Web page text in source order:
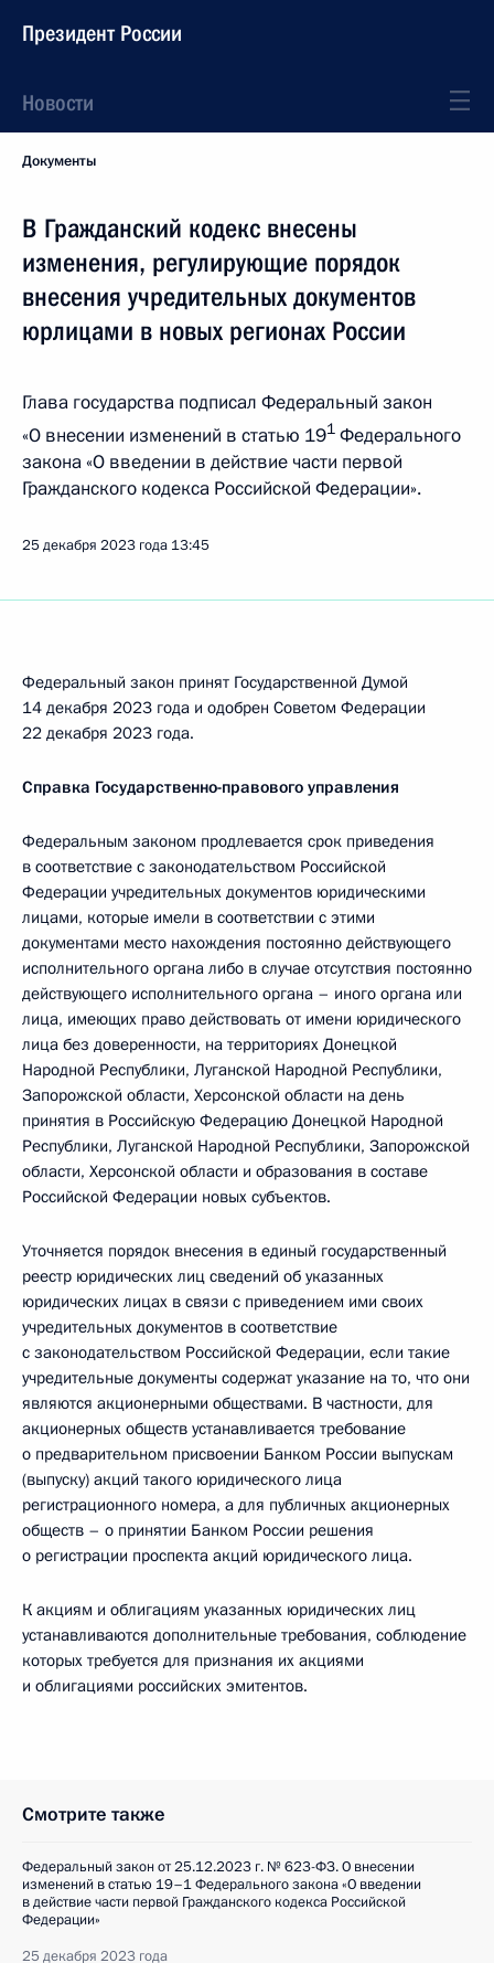
Президент России
Новости
Документы
В Гражданский кодекс внесены
изменения, регулирующие порядок
внесения учредительных документов
юрлицами в новых регионах России
Глава государства подписал Федеральный закон
«О внесении изменений в статью 191 Федерального
закона «О введении в действие части первой
Гражданского кодекса Российской Федерации».
25 декабря 2023 года 13:45
Федеральный закон принят Государственной Думой
14 декабря 2023 года и одобрен Советом Федерации
22 декабря 2023 года.
Справка Государственно-правового управления
Федеральным законом продлевается срок приведения
в соответствие с законодательством Российской
Федерации учредительных документов юридическими
лицами, которые имели в соответствии с этими
документами место нахождения постоянно действующего
исполнительного органа либо в случае отсутствия постоянно
действующего исполнительного органа – иного органа или
лица, имеющих право действовать от имени юридического
лица без доверенности, на территориях Донецкой
Народной Республики, Луганской Народной Республики,
Запорожской области, Херсонской области на день
принятия в Российскую Федерацию Донецкой Народной
Республики, Луганской Народной Республики, Запорожской
области, Херсонской области и образования в составе
Российской Федерации новых субъектов.
Уточняется порядок внесения в единый государственный
реестр юридических лиц сведений об указанных
юридических лицах в связи с приведением ими своих
учредительных документов в соответствие
с законодательством Российской Федерации, если такие
учредительные документы содержат указание на то, что они
являются акционерными обществами. В частности, для
акционерных обществ устанавливается требование
о предварительном присвоении Банком России выпускам
(выпуску) акций такого юридического лица
регистрационного номера, а для публичных акционерных
обществ – о принятии Банком России решения
о регистрации проспекта акций юридического лица.
К акциям и облигациям указанных юридических лиц
устанавливаются дополнительные требования, соблюдение
которых требуется для признания их акциями
и облигациями российских эмитентов.
Смотрите также
Федеральный закон от 25.12.2023 г. № 623-ФЗ. О внесении
изменений в статью 19–1 Федерального закона «О введении
в действие части первой Гражданского кодекса Российской
Федерации»
25 декабря 2023 года